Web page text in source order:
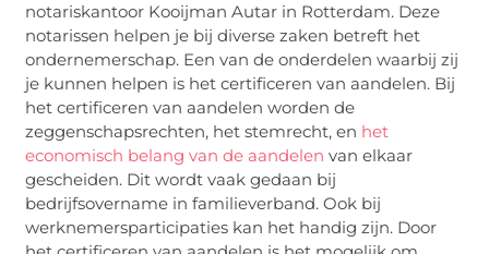
notariskantoor Kooijman Autar in Rotterdam. Deze
notarissen helpen je bij diverse zaken betreft het
ondernemerschap. Een van de onderdelen waarbij zij
je kunnen helpen is het certificeren van aandelen. Bij
het certificeren van aandelen worden de
zeggenschapsrechten, het stemrecht, en het
economisch belang van de aandelen van elkaar
gescheiden. Dit wordt vaak gedaan bij
bedrijfsovername in familieverband. Ook bij
werknemersparticipaties kan het handig zijn. Door